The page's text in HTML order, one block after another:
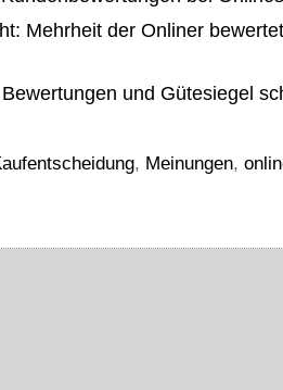
Mehrheit der Onliner
und Gütesiegel
, Meinungen,